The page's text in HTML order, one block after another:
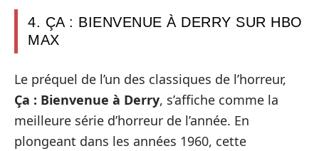
4. ÇA : BIENVENUE À DERRY SUR HBO
MAX
Le préquel de l’un des classiques de l’horreur,
Ça : Bienvenue à Derry, s’affiche comme la
meilleure série d’horreur de l’année. En
plongeant dans les années 1960, cette